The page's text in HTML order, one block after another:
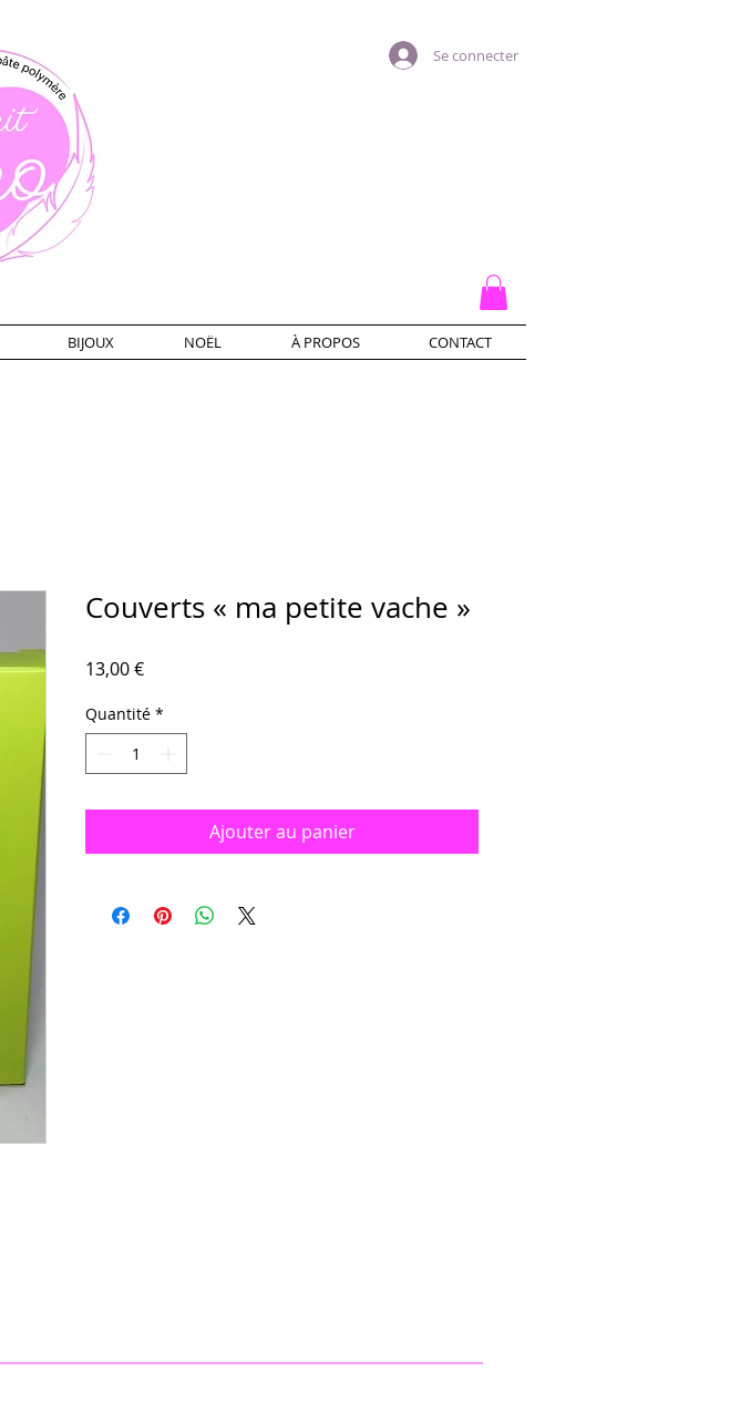
Se connecter
BIJOUX NOËL À PROPOS CONTACT
Couverts « ma petite vache »
13,00 €Prix
Quantité *
Ajouter au panier